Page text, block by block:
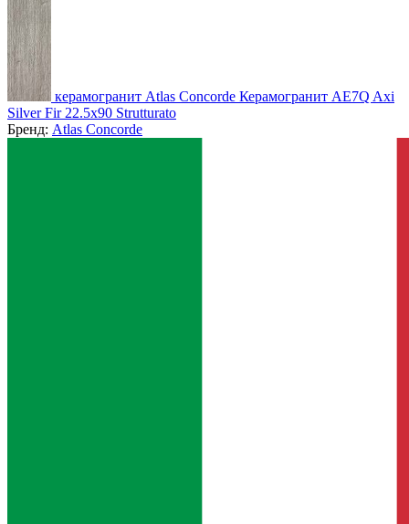
керамогранит Atlas Concorde Керамогранит AE7Q Axi
Silver Fir 22.5x90 Strutturato
Бренд: Atlas Concorde